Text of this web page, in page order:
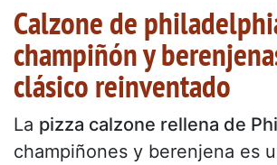
Calzone de
champiñón y
clásico reinventado
La pizza calzone rellena de
champiñones y berenjena es